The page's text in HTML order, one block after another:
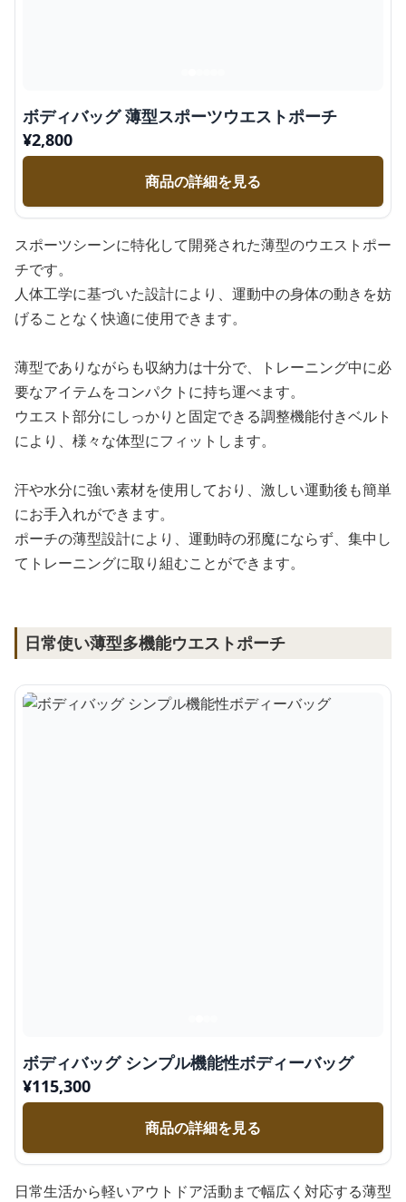
ボディバッグ 薄型スポーツウエストポーチ
¥2,800
商品の詳細を見る
スポーツシーンに特化して開発された薄型のウエストポー
チです。
人体工学に基づいた設計により、運動中の身体の動きを妨
げることなく快適に使用できます。
薄型でありながらも収納力は十分で、トレーニング中に必
要なアイテムをコンパクトに持ち運べます。
ウエスト部分にしっかりと固定できる調整機能付きベルト
により、様々な体型にフィットします。
汗や水分に強い素材を使用しており、激しい運動後も簡単
にお手入れができます。
ポーチの薄型設計により、運動時の邪魔にならず、集中し
てトレーニングに取り組むことができます。
日常使い薄型多機能ウエストポーチ
ボディバッグ シンプル機能性ボディーバッグ
¥115,300
商品の詳細を見る
日常生活から軽いアウトドア活動まで幅広く対応する薄型